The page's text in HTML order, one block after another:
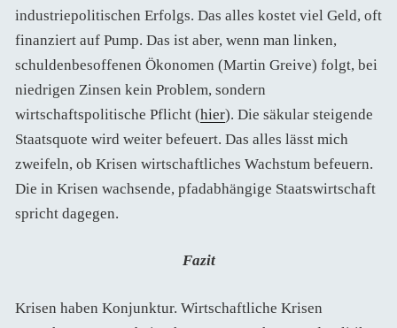
industriepolitischen Erfolgs. Das alles kostet viel Geld, oft
finanziert auf Pump. Das ist aber, wenn man linken,
schuldenbesoffenen Ökonomen (Martin Greive) folgt, bei
niedrigen Zinsen kein Problem, sondern
wirtschaftspolitische Pflicht (hier). Die säkular steigende
Staatsquote wird weiter befeuert. Das alles lässt mich
zweifeln, ob Krisen wirtschaftliches Wachstum befeuern.
Die in Krisen wachsende, pfadabhängige Staatswirtschaft
spricht dagegen.
Fazit
Krisen haben Konjunktur. Wirtschaftliche Krisen